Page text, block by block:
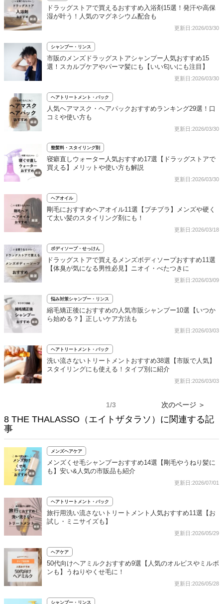
ドラッグストアで買えるおすすめ入浴剤15選！発汗や高保
湿が叶う！人気のマグネシウム配合も
更新日:2026/03/30
シャンプー・リンス
市販のメンズドラッグストアシャンプー人気おすすめ15
選！スカルプケアやパーマ髪にも【いい匂いにも注目】
更新日:2026/03/30
ヘアトリートメント・パック
人気ヘアマスク・ヘアパックおすすめランキング29選！口
コミや使い方も
更新日:2026/03/30
整髪料・スタイリング剤
寝癖直しウォーター人気おすすめ17選【ドラッグストアで
買える】メリットや使い方も解説
更新日:2026/03/30
ヘアオイル
剛毛におすすめヘアオイル11選【プチプラ】メンズや硬く
て太い髪のスタイリング剤にも！
更新日:2026/03/18
ボディソープ・せっけん
ドラッグストアで買えるメンズボディソープおすすめ11選
【体臭が気になる男性必見】ニオイ・べたつきに
更新日:2026/03/09
悩み対策シャンプー・リンス
縮毛矯正後におすすめの人気市販シャンプー10選【いつか
ら始める？】正しいケア方法も
更新日:2026/03/03
ヘアトリートメント・パック
洗い流さないトリートメントおすすめ38選【市販で人気】
スタイリングにも使える！タイプ別に紹介
更新日:2026/03/03
1/3 次のページ ＞
8 THE THALASSO（エイトザタラソ）に関連する記
事
メンズヘアケア
メンズくせ毛シャンプーおすすめ14選【剛毛やうねり髪に
も】安い&人気の市販品も紹介
更新日:2026/07/01
ヘアトリートメント・パック
旅行用洗い流さないトリートメント人気おすすめ11選【お
試し・ミニサイズも】
更新日:2026/05/29
ヘアケア
50代向けヘアミルクおすすめ9選【人気のオルビスやミルボ
ンも】うねりやくせ毛に！
更新日:2026/05/28
シャンプー・リンス